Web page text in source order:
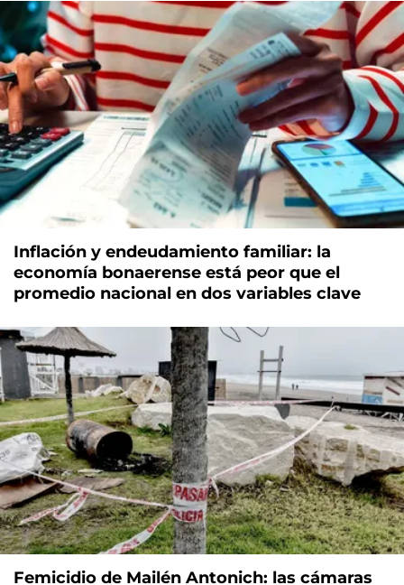
Inflación y endeudamiento familiar: la
economía bonaerense está peor que el
promedio nacional en dos variables clave
Femicidio de Mailén Antonich: las cámaras